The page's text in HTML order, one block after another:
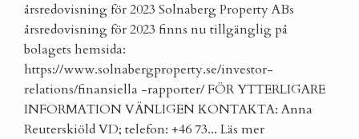
årsredovisning för 2023 Solnaberg Property ABs
årsredovisning för 2023 finns nu tillgänglig på
bolagets hemsida:
https://www.solnabergproperty.se/investor-
relations/finansiella -rapporter/ FÖR YTTERLIGARE
INFORMATION VÄNLIGEN KONTAKTA: Anna
Reuterskiöld VD; telefon: +46 73... Läs mer